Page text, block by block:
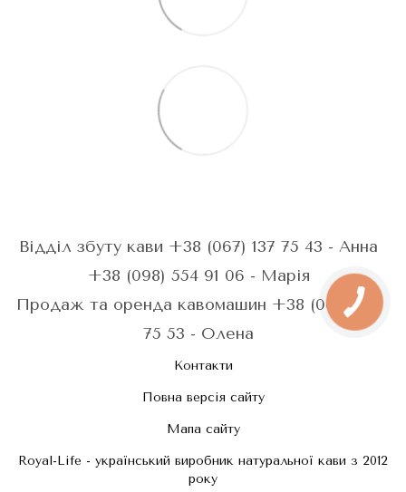
Відділ збуту кави +38 (067) 137 75 43 - Анна
+38 (098) 554 91 06 - Марія
Продаж та оренда кавомашин +38 (067) 287
75 53 - Олена
Контакти
Повна версія сайту
Мапа сайту
Royal-Life - український виробник натуральної кави з 2012
року